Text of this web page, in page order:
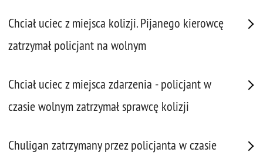
Chciał uciec z miejsca kolizji. Pijanego kierowcę
zatrzymał policjant na wolnym
Chciał uciec z miejsca zdarzenia - policjant w
czasie wolnym zatrzymał sprawcę kolizji
Chuligan zatrzymany przez policjanta w czasie